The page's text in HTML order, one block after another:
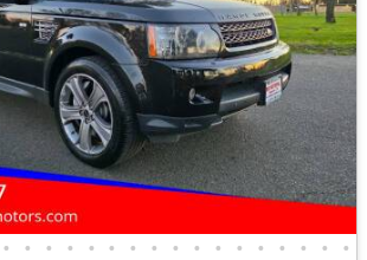
• • • • • • • • • • • • • • • • •